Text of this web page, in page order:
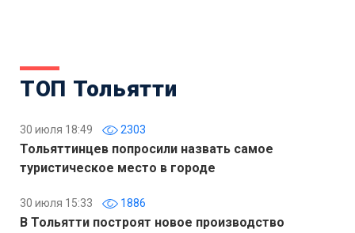
ТОП Тольятти
30 июля 18:49 2303
Тольяттинцев попросили назвать самое
туристическое место в городе
30 июля 15:33 1886
В Тольятти построят новое производство